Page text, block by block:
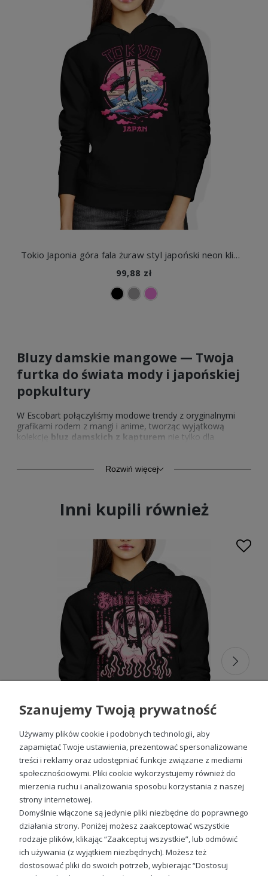
Tokio Japonia góra fala żuraw styl japoński neon klimat anime podróże kultura azjatycka Damska bluza z kapturem
99,88 zł
Bluzy damskie mangowe — Twoja
furtka do świata mody i japońskiej
popkultury
W Escobart połączyliśmy modowe trendy z oryginalnymi
grafikami rodem z mangi i anime, tworząc wyjątkową
kolekcję bluz damskich z kapturem nie tylko dla
popkultury czy czujesz się w nim niczym ryba w wodzie —
tylko wybrać swój ulubiony wzór — a tych w Escobart
znajdziesz całe mnóstwo!
w tym świata mangi i anime. Wśród naszych nadruków
znajdziesz motywy nawiązujące do takich kultowych tytułów
jak Darling in the Franxx, Neon Genesis Evangelion, Toilet-
Bound Hanako-kun, One piece czy Ghost in the Shell. To
jednak tylko niektóre z serii, którymi zainspirowaliśmy się
przy tworzeniu naszej kolekcji. W asortymencie Escobart
znajdziesz wiele więcej ciekawych wzorów, które spodobają
się miłośniczkom najróżniejszych gatunków mangi i anime.
Wygoda i jakość, które nie zawodzą
— poznaj bluzy damskie mangowe
od Escobart!
móc cieszyć się komfortem noszenia, potrzebny jest
odpowiedni fason i wysokiej jakości materiał. Nasze
damskie z mangami mają to wszystko! Taka odzież do
doskonały wybór zarówno na co dzień, do szkoły i do pracy,
jak i na konwent, zlot miłośników fantastyki, spotkanie z
przyjaciółkami czy oglądanie nowego odcinka anime w
domowym zaciszu.
Rozwiń więcej
Inni kupili również
Japońska Girl Harajuku Grunge Damska bluza z kapturem
Sprawdź nasze social media
Szanujemy Twoją prywatność
Używamy plików cookie i podobnych technologii, aby
zapamiętać Twoje ustawienia, prezentować spersonalizowane
treści i reklamy oraz udostępniać funkcje związane z mediami
społecznościowymi. Pliki cookie wykorzystujemy również do
mierzenia ruchu i analizowania sposobu korzystania z naszej
strony internetowej.
Domyślnie włączone są jedynie pliki niezbędne do poprawnego
działania strony. Poniżej możesz zaakceptować wszystkie
rodzaje plików, klikając “Zaakceptuj wszystkie”, lub odmówić
ich używania (z wyjątkiem niezbędnych). Możesz też
dostosować pliki do swoich potrzeb, wybierając “Dostosuj